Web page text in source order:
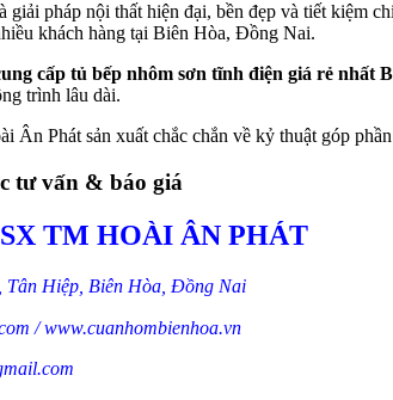
giải pháp nội thất hiện đại, bền đẹp và tiết kiệm
khách hàng tại Biên Hòa, Đồng Nai.
cấp tủ bếp nhôm sơn tĩnh điện giá rẻ nhất
trình lâu dài.
Ân Phát sản xuất chắc chắn về kỷ thuật góp
tư vấn & báo giá
TM HOÀI ÂN PHÁT
Hiệp, Biên Hòa, Đồng Nai
/ www.cuanhombienhoa.vn